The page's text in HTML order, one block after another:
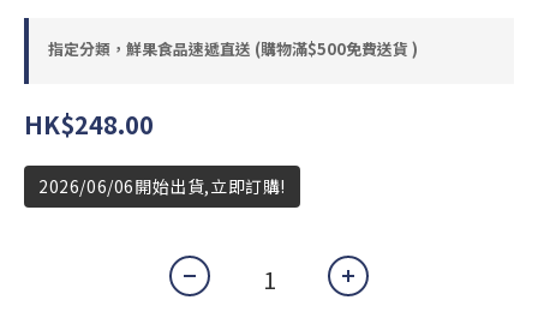
指定分類，鮮果食品速遞直送 (購物滿$500免費送貨 )
HK$248.00
2026/06/06開始出貨,立即訂購!